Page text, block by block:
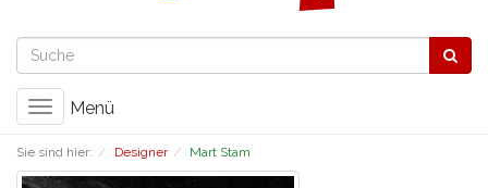
Toggle
Menü
Sie sind hier: Designer Mart Stam